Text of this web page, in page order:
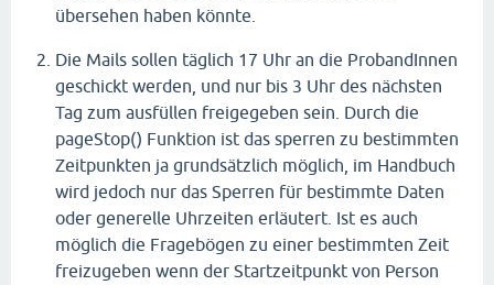
übersehen haben könnte.
Die Mails sollen täglich 17 Uhr an die ProbandInnen
geschickt werden, und nur bis 3 Uhr des nächsten
Tag zum ausfüllen freigegeben sein. Durch die
pageStop() Funktion ist das sperren zu bestimmten
Zeitpunkten ja grundsätzlich möglich, im Handbuch
wird jedoch nur das Sperren für bestimmte Daten
oder generelle Uhrzeiten erläutert. Ist es auch
möglich die Fragebögen zu einer bestimmten Zeit
freizugeben wenn der Startzeitpunkt von Person